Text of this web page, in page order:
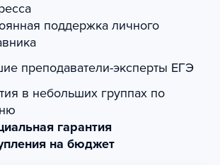
поддержка личного
преподаватели-эксперты ЕГЭ
в небольших группах по
гарантия
на бюджет